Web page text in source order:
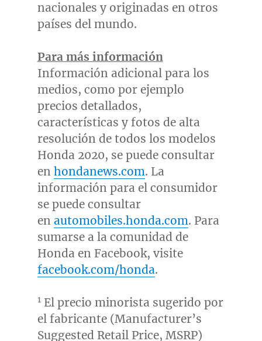
nacionales y originadas en otros
países del mundo.
Para más información
Información adicional para los
medios, como por ejemplo
precios detallados,
características y fotos de alta
resolución de todos los modelos
Honda 2020, se puede consultar
en hondanews.com. La
información para el consumidor
se puede consultar
en automobiles.honda.com. Para
sumarse a la comunidad de
Honda en Facebook, visite
facebook.com/honda.
1El precio minorista sugerido por
el fabricante (Manufacturer’s
Suggested Retail Price, MSRP)